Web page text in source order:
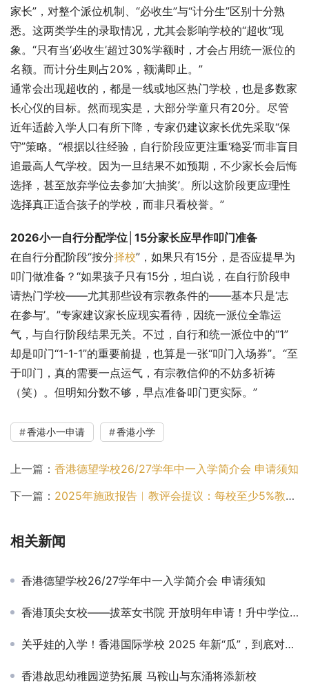
家长”，对整个派位机制、“必收生”与“计分生”区别十分熟
悉。这两类学生的录取情况，尤其会影响学校的“超收”现
象。“只有当‘必收生’超过30%学额时，才会占用统一派位的
名额。而计分生则占20%，额满即止。”
通常会出现超收的，都是一线或地区热门学校，也是多数家
长心仪的目标。然而现实是，大部分学童只有20分。尽管
近年适龄入学人口有所下降，专家仍建议家长优先采取“保
守”策略。“根据以往经验，自行阶段应更注重‘稳妥’而非盲目
追最高人气学校。因为一旦结果不如预期，不少家长会后悔
选择，甚至放弃学位去参加‘大抽奖’。所以这阶段更应理性
选择真正适合孩子的学校，而非只看校誉。”
2026小一自行分配学位│15分家长应早作叩门准备
在自行分配阶段“按分择校”，如果只有15分，是否应提早为
叩门做准备？“如果孩子只有15分，坦白说，在自行阶段申
请热门学校——尤其那些设有宗教条件的——基本只是‘志
在参与’。”专家建议家长应现实看待，因统一派位全靠运
气，与自行阶段结果无关。不过，自行和统一派位中的“1”
却是叩门“1-1-1”的重要前提，也算是一张“叩门入场券”。“至
于叩门，真的需要一点运气，有宗教信仰的不妨多祈祷
（笑）。但明知分数不够，早点准备叩门更实际。”
香港小一申请 香港小学
上一篇： 香港德望学校26/27学年中一入学简介会 申请须知
下一篇： 2025年施政报告︱教评会提议：每校至少5%教师完成人工智能基础培训
相关新闻
香港德望学校26/27学年中一入学简介会 申请须知
香港顶尖女校——拔萃女书院 开放明年申请！升中学位充足！
关乎娃的入学！香港国际学校 2025 年新“瓜”，到底对娃有啥影响？
香港啟思幼稚园逆势拓展 马鞍山与东涌将添新校